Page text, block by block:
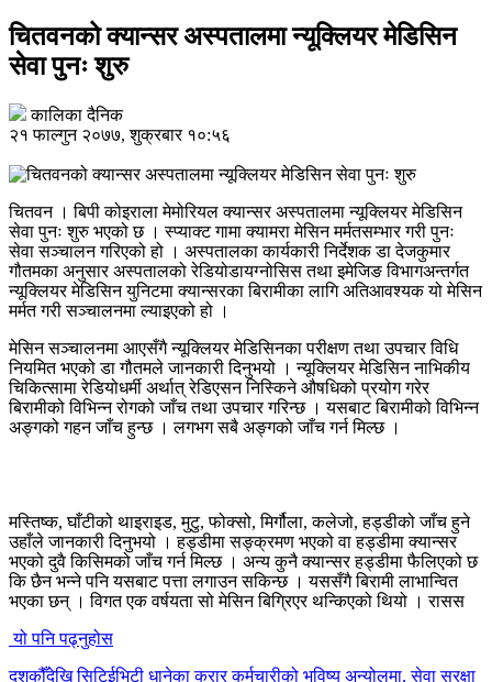
चितवनको क्यान्सर अस्पतालमा न्यूक्लियर मेडिसिन
सेवा पुनः शुरु
कालिका दैनिक
२१ फाल्गुन २०७७, शुक्रबार १०:५६
चितवन । बिपी कोइराला मेमोरियल क्यान्सर अस्पतालमा न्यूक्लियर मेडिसिन
सेवा पुनः शुरु भएको छ । स्प्याक्ट गामा क्यामरा मेसिन मर्मतसम्भार गरी पुनः
सेवा सञ्चालन गरिएको हो । अस्पतालका कार्यकारी निर्देशक डा देजकुमार
गौतमका अनुसार अस्पतालको रेडियोडायग्नोसिस तथा इमेजिङ विभागअन्तर्गत
न्यूक्लियर मेडिसिन युनिटमा क्यान्सरका बिरामीका लागि अतिआवश्यक यो मेसिन
मर्मत गरी सञ्चालनमा ल्याइएको हो ।
मेसिन सञ्चालनमा आएसँगै न्यूक्लियर मेडिसिनका परीक्षण तथा उपचार विधि
नियमित भएको डा गौतमले जानकारी दिनुभयो । न्यूक्लियर मेडिसिन नाभिकीय
चिकित्सामा रेडियोधर्मी अर्थात् रेडिएसन निस्किने औषधिको प्रयोग गरेर
बिरामीको विभिन्न रोगको जाँच तथा उपचार गरिन्छ । यसबाट बिरामीको विभिन्न
अङ्गको गहन जाँच हुन्छ । लगभग सबै अङ्गको जाँच गर्न मिल्छ ।
मस्तिष्क, घाँटीको थाइराइड, मुटु, फोक्सो, मिर्गौला, कलेजो, हड्डीको जाँच हुने
उहाँले जानकारी दिनुभयो । हड्डीमा सङ्क्रमण भएको वा हड्डीमा क्यान्सर
भएको दुवै किसिमको जाँच गर्न मिल्छ । अन्य कुनै क्यान्सर हड्डीमा फैलिएको छ
कि छैन भन्ने पनि यसबाट पत्ता लगाउन सकिन्छ । यससँगै बिरामी लाभान्वित
भएका छन् । विगत एक वर्षयता सो मेसिन बिग्रिएर थन्किएको थियो । रासस
यो पनि पढ्नुहोस
दशकौँदेखि सिटिईभिटी धानेका करार कर्मचारीको भविष्य अन्योलमा, सेवा सुरक्षा